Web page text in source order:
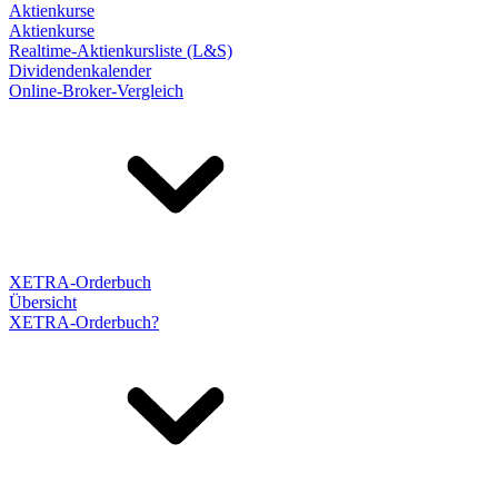
Aktienkurse
Aktienkurse
Realtime-Aktienkursliste (L&S)
Dividendenkalender
Online-Broker-Vergleich
XETRA-Orderbuch
Übersicht
XETRA-Orderbuch?